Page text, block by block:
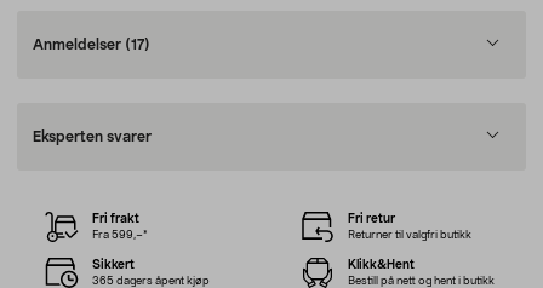
Anmeldelser (17)
Eksperten svarer
Fri frakt
Fra 599,–*
Fri retur
Returner til valgfri butikk
Sikkert
365 dagers åpent kjøp
Klikk&Hent
Bestill på nett og hent i butikk